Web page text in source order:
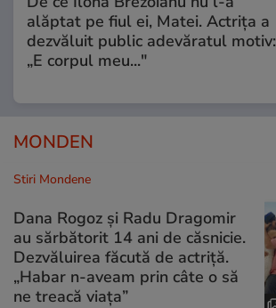
alăptat pe fiul ei, Matei. Actrița a
dezvăluit public adevăratul motiv:
„E corpul meu..."
MONDEN
Stiri Mondene
Dana Rogoz și Radu Dragomir
au sărbătorit 14 ani de căsnicie.
Dezvăluirea făcută de actriță.
„Habar n-aveam prin câte o să
ne treacă viața”